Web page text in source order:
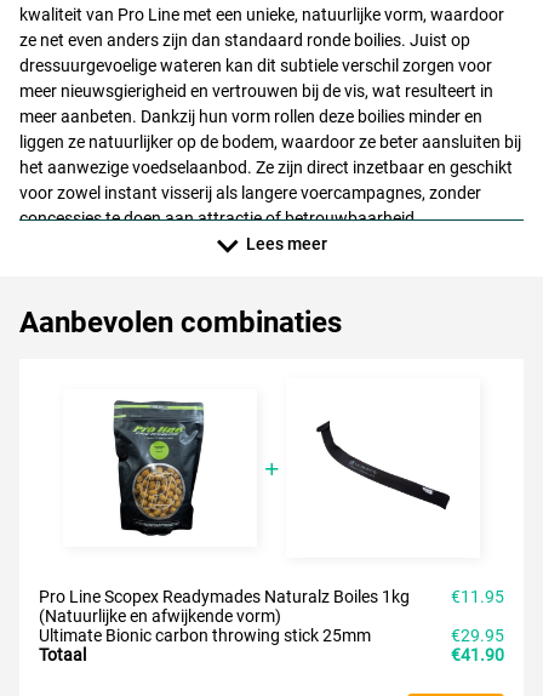
kwaliteit van Pro Line met een unieke, natuurlijke vorm, waardoor
ze net even anders zijn dan standaard ronde boilies. Juist op
dressuurgevoelige wateren kan dit subtiele verschil zorgen voor
meer nieuwsgierigheid en vertrouwen bij de vis, wat resulteert in
meer aanbeten. Dankzij hun vorm rollen deze boilies minder en
liggen ze natuurlijker op de bodem, waardoor ze beter aansluiten bij
het aanwezige voedselaanbod. Ze zijn direct inzetbaar en geschikt
voor zowel instant visserij als langere voercampagnes, zonder
concessies te doen aan attractie of betrouwbaarheid.
Lees meer
Aanbevolen combinaties
Pro Line Scopex Readymades Naturalz Boiles 1kg
(Natuurlijke en afwijkende vorm)
€11.95
Ultimate Bionic carbon throwing stick 25mm
€29.95
Totaal
€41.90